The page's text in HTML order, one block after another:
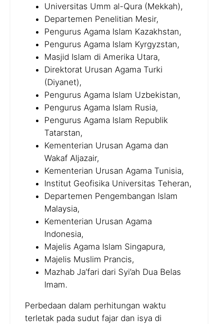
Universitas Umm al-Qura (Mekkah),
Departemen Penelitian Mesir,
Pengurus Agama Islam Kazakhstan,
Pengurus Agama Islam Kyrgyzstan,
Masjid Islam di Amerika Utara,
Direktorat Urusan Agama Turki
(Diyanet),
Pengurus Agama Islam Uzbekistan,
Pengurus Agama Islam Rusia,
Pengurus Agama Islam Republik
Tatarstan,
Kementerian Urusan Agama dan
Wakaf Aljazair,
Kementerian Urusan Agama Tunisia,
Institut Geofisika Universitas Teheran,
Departemen Pengembangan Islam
Malaysia,
Kementerian Urusan Agama
Indonesia,
Majelis Agama Islam Singapura,
Majelis Muslim Prancis,
Mazhab Ja’fari dari Syi’ah Dua Belas
Imam.
Perbedaan dalam perhitungan waktu
terletak pada sudut fajar dan isya di